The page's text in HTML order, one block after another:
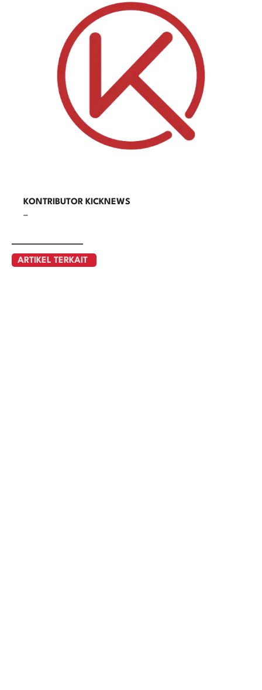
KONTRIBUTOR KICKNEWS
–
ARTIKEL TERKAIT